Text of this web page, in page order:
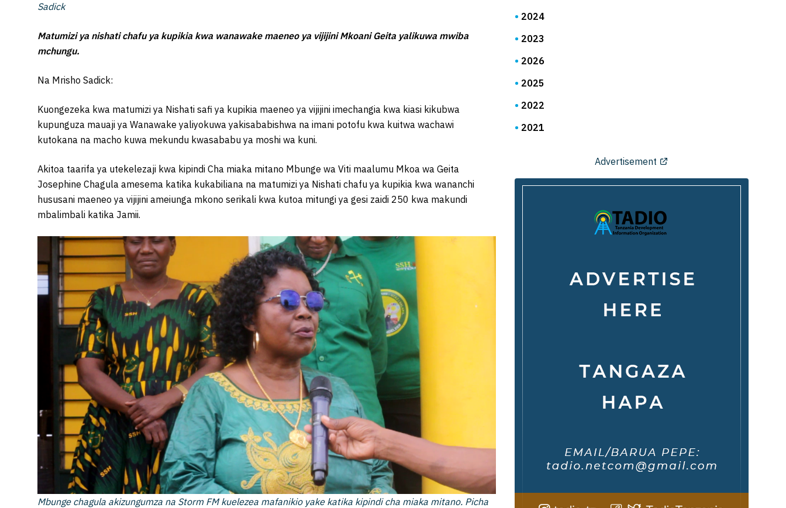
Sadick
Matumizi ya nishati chafu ya kupikia kwa wanawake maeneo ya vijijini Mkoani Geita yalikuwa mwiba
mchungu.
Na Mrisho Sadick:
Kuongezeka kwa matumizi ya Nishati safi ya kupikia maeneo ya vijijini imechangia kwa kiasi kikubwa
kupunguza mauaji ya Wanawake yaliyokuwa yakisababishwa na imani potofu kwa kuitwa wachawi
kutokana na macho kuwa mekundu kwasababu ya moshi wa kuni.
Akitoa taarifa ya utekelezaji kwa kipindi Cha miaka mitano Mbunge wa Viti maalumu Mkoa wa Geita
Josephine Chagula amesema katika kukabiliana na matumizi ya Nishati chafu ya kupikia kwa wananchi
hususani maeneo ya vijijini ameiunga mkono serikali kwa kutoa mitungi ya gesi zaidi 250 kwa makundi
mbalimbali katika Jamii.
Mbunge chagula akizungumza na Storm FM kuelezea mafanikio yake katika kipindi cha miaka mitano. Picha
2024
2023
2026
2025
2022
2021
Advertisement